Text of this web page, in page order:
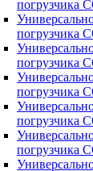
погрузчика
погрузчика
погрузчика
погрузчика
погрузчика
погрузчика